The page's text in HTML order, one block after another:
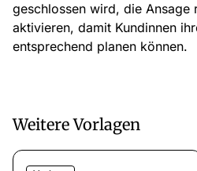
geschlossen wird, die
aktivieren, damit Kundinnen
entsprechend planen können.
Weitere Vorlagen